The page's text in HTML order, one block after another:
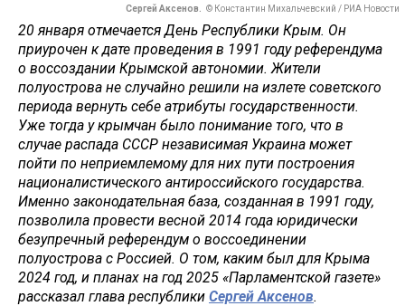
Сергей Аксенов. © Константин Михальчевский / РИА Новости
20 января отмечается День Республики Крым. Он
приурочен к дате проведения в 1991 году референдума
о воссоздании Крымской автономии. Жители
полуострова не случайно решили на излете советского
периода вернуть себе атрибуты государственности.
Уже тогда у крымчан было понимание того, что в
случае распада СССР независимая Украина может
пойти по неприемлемому для них пути построения
националистического антироссийского государства.
Именно законодательная база, созданная в 1991 году,
позволила провести весной 2014 года юридически
безупречный референдум о воссоединении
полуострова с Россией. О том, каким был для Крыма
2024 год, и планах на год 2025 «Парламентской газете»
рассказал глава республики Сергей Аксенов.